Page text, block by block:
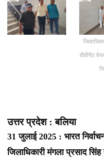
वीवीपैट
उत्तर प्रदेश : बलिया
31 जुलाई 2025 : भारत
जिलाधिकारी मंगला प्रसाद सिंह